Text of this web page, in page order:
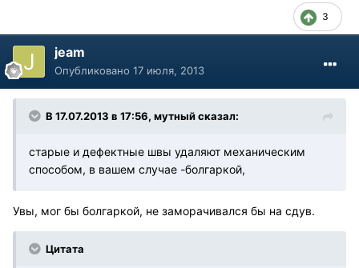
3
jeam
Опубликовано 17 июля, 2013
В 17.07.2013 в 17:56, мутный сказал:
старые и дефектные швы удаляют механическим
способом, в вашем случае -болгаркой,
Увы, мог бы болгаркой, не заморачивался бы на сдув.
Цитата